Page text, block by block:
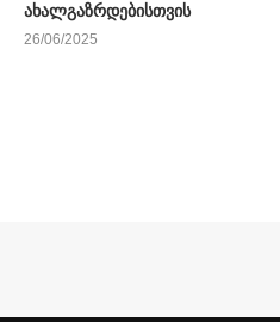
ახალგაზრდებისთვის
26/06/2025